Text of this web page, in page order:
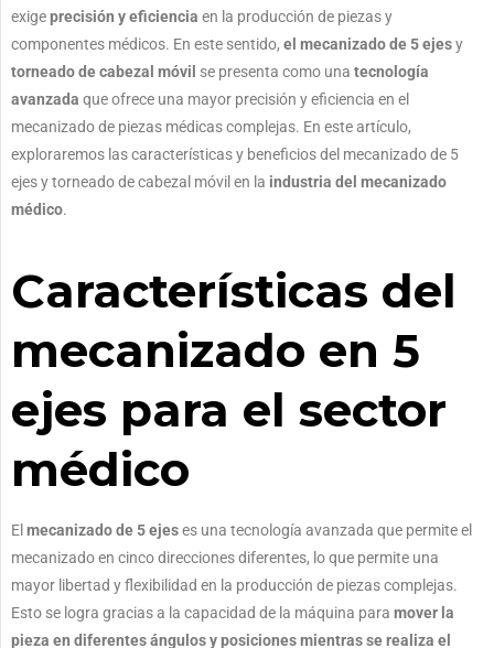
exigeprecisión y eficiencia en la producción de piezas y
componentes médicos. En este sentido, el mecanizado de 5 ejesy
torneado de cabezal móvil se presenta como una tecnología
avanzada que ofrece una mayor precisión y eficiencia en el
mecanizado de piezas médicas complejas. En este artículo,
exploraremos las características y beneficios del mecanizado de 5
ejes y torneado de cabezal móvil en la industria del mecanizado
médico.
Características del
mecanizado en 5
ejes para el sector
médico
El mecanizado de 5 ejeses una tecnología avanzada que permite el
mecanizado en cinco direcciones diferentes, lo que permite una
mayor libertad y flexibilidad en la producción de piezas complejas.
Esto se logra gracias a la capacidad de la máquina para mover la
pieza en diferentes ángulos y posiciones mientras se realiza el